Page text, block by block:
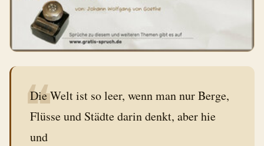
❝
Die Welt ist so leer, wenn man nur Berge,
Flüsse und Städte darin denkt, aber hie
und